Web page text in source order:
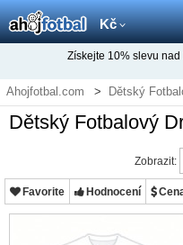
Kč
Získejte 10% slevu nad
Ahojfotbal.com Dětský
Dětský Fotbalový
Zobrazit:
Favorite Hodnocení